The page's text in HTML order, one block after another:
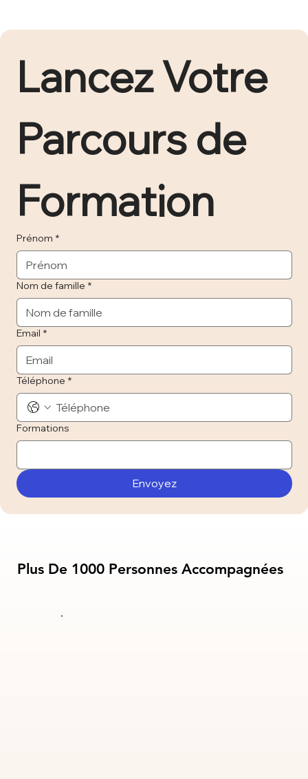
Lancez Votre
Parcours de
Prénom *
Nom de famille *
Email *
Téléphone *
Formations
Envoyez
Plus De 1000 Personnes Accompagnées
Plus De 1000 Personnes Accompagnées